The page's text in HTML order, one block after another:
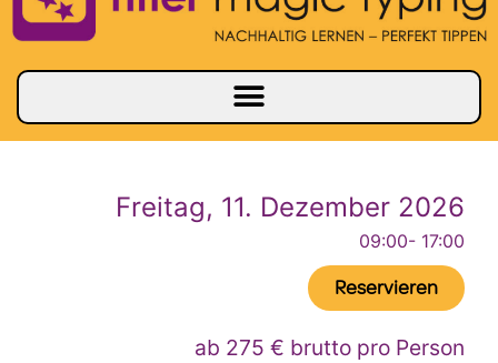
Freitag, 11. Dezember 2026
09:00- 17:00
Reservieren
ab 275 € brutto pro Person